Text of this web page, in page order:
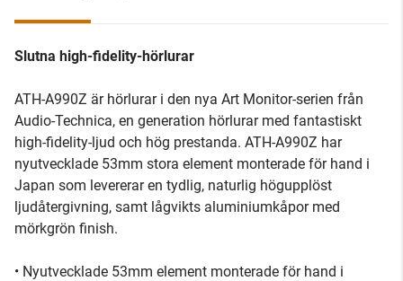
Slutna high-fidelity-hörlurar
ATH-A990Z är hörlurar i den nya Art Monitor-serien från
Audio-Technica, en generation hörlurar med fantastiskt
high-fidelity-ljud och hög prestanda. ATH-A990Z har
nyutvecklade 53mm stora element monterade för hand i
Japan som levererar en tydlig, naturlig högupplöst
ljudåtergivning, samt lågvikts aluminiumkåpor med
mörkgrön finish.
• Nyutvecklade 53mm element monterade för hand i